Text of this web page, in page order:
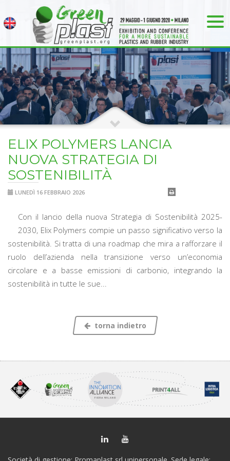
ELIX POLYMERS LANCIA
NUOVA STRATEGIA DI
SOSTENIBILITÀ
LUNEDÌ 16 FEBBRAIO 2026
Con il lancio della nuova Strategia di Sostenibilità 2025-
2030, Elix Polymers compie un passo significativo verso la
sostenibilità. Si tratta di una roadmap che mira a rafforzare il
ruolo dell’azienda nella transizione verso un’economia
circolare e a basse emissioni di carbonio, integrando la
sostenibilità in tutte le sue...
torna indietro